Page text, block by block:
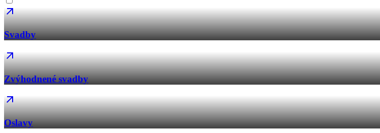
Svadby
Zvýhodnené svadby
Oslavy